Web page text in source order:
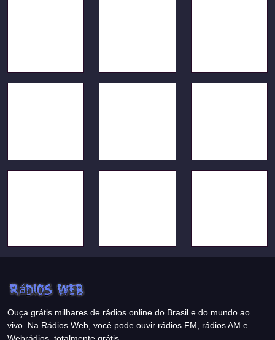
Ouça grátis milhares de rádios online do Brasil e do mundo ao
vivo. Na Rádios Web, você pode ouvir rádios FM, rádios AM e